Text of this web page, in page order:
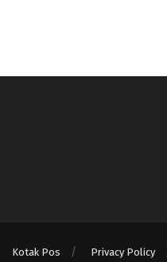
Kotak Pos Privacy Policy